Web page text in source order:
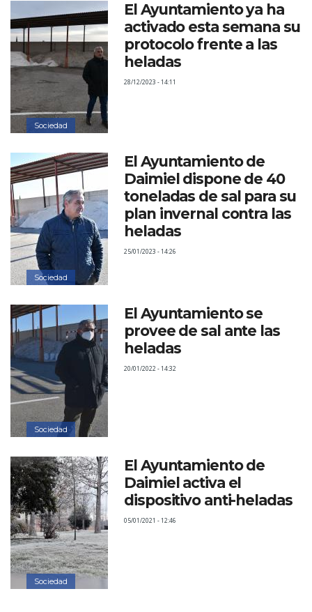
Sociedad
El Ayuntamiento ya ha
activado esta semana su
protocolo frente a las
heladas
28/12/2023 - 14:11
Sociedad
El Ayuntamiento de
Daimiel dispone de 40
toneladas de sal para su
plan invernal contra las
heladas
25/01/2023 - 14:26
Sociedad
El Ayuntamiento se
provee de sal ante las
heladas
20/01/2022 - 14:32
Sociedad
El Ayuntamiento de
Daimiel activa el
dispositivo anti-heladas
05/01/2021 - 12:46